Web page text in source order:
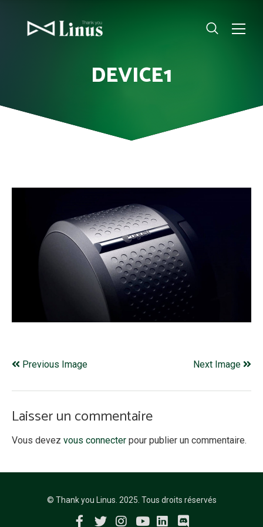
DEVICE1
Previous Image Next Image
Laisser un commentaire
Vous devez vous connecter pour publier un commentaire.
© Thank you Linus. 2025. Tous droits réservés